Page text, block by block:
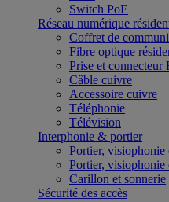
Switch PoE
Réseau numérique
Coffret de
Fibre optique
Prise et connecteur
Câble cuivre
Accessoire cuivre
Téléphonie
Télévision
Interphonie & portier
Portier,
Portier,
Carillon et sonnerie
Sécurité des accès